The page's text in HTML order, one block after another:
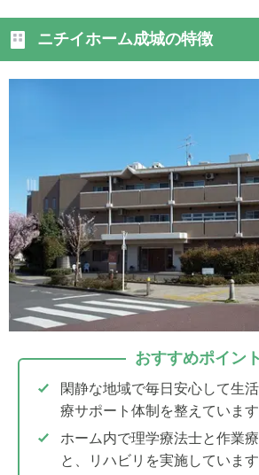
ニチイホーム成城の特徴
おすすめポイント
閑静な地域で毎日安心して生
療サポート体制を整えています
ホーム内で理学療法士と作業
と、リハビリを実施しています